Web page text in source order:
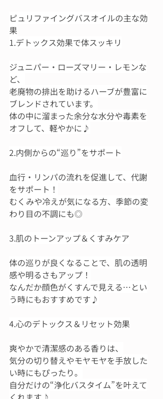
ピュリファイングバスオイルの主な効
果
1.デトックス効果で体スッキリ
ジュニパー・ローズマリー・レモンな
ど、
老廃物の排出を助けるハーブが豊富に
ブレンドされています。
体の中に溜まった余分な水分や毒素を
オフして、軽やかに♪
2.内側からの“巡り”をサポート
血行・リンパの流れを促進して、代謝
をサポート！
むくみや冷えが気になる方、季節の変
わり目の不調にも◎
3.肌のトーンアップ＆くすみケア
体の巡りが良くなることで、肌の透明
感や明るさもアップ！
なんだか顔色がくすんで見える…とい
う時にもおすすめです♪
4.心のデトックス＆リセット効果
爽やかで清潔感のある香りは、
気分の切り替えやモヤモヤを手放した
い時にもぴったり。
自分だけの“浄化バスタイム”を叶えて